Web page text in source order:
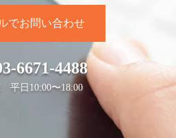
でお問い合わせ
6671-4488
平日10:00〜18:00